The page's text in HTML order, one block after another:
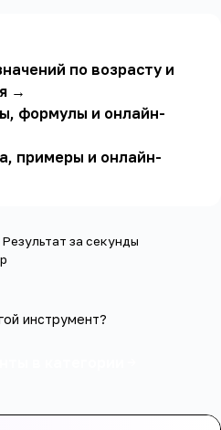
по возрасту и
→
формулы и онлайн-
примеры и онлайн-
Результат за секунды
инструмент?